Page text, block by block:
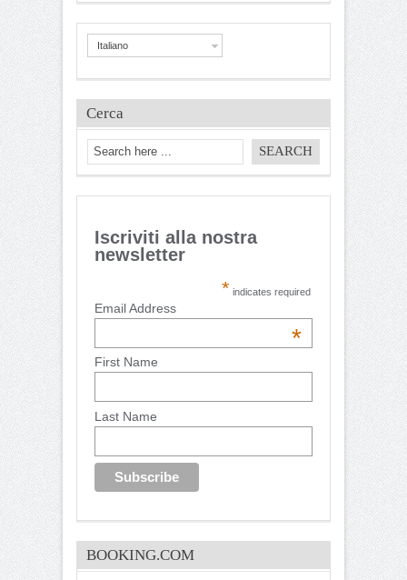
Italiano
Cerca
Iscriviti alla nostra
newsletter
* indicates required
Email Address
*
First Name
Last Name
BOOKING.COM